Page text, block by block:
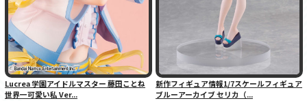
Lucrea 学園アイドルマスター 藤田ことね
世界一可愛い私 Ver...
新作フィギュア情報1/7スケールフィギュア
ブルーアーカイブ セリカ（...